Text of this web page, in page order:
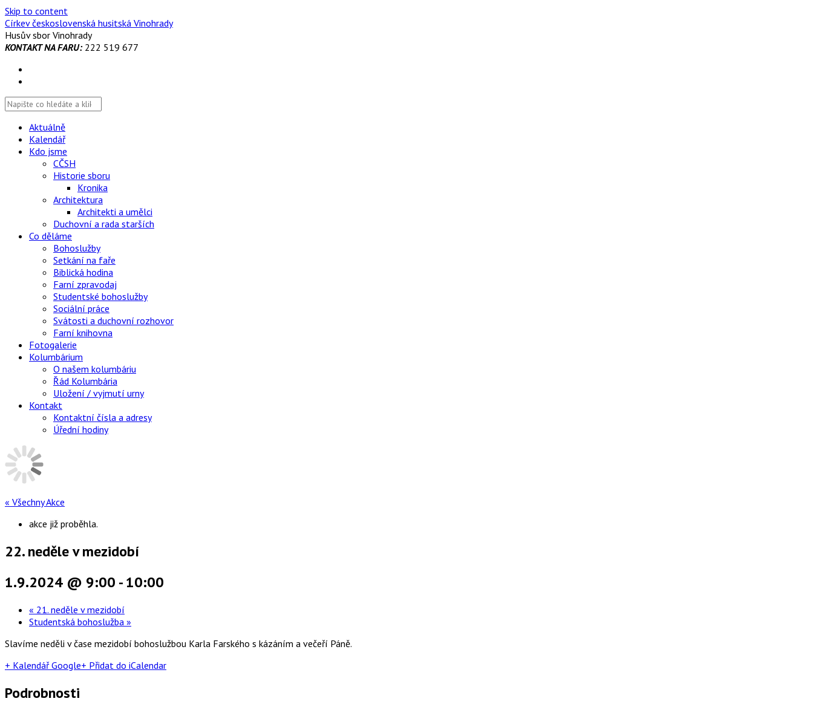
Skip to content
Církev československá husitská Vinohrady
Husův sbor Vinohrady
KONTAKT NA FARU:222 519 677
Aktuálně
Kalendář
Kdo jsme
CČSH
Historie sboru
Kronika
Architektura
Architekti a umělci
Duchovní a rada starších
Co děláme
Bohoslužby
Setkání na faře
Biblická hodina
Farní zpravodaj
Studentské bohoslužby
Sociální práce
Svátosti a duchovní rozhovor
Farní knihovna
Fotogalerie
Kolumbárium
O našem kolumbáriu
Řád Kolumbária
Uložení / vyjmutí urny
Kontakt
Kontaktní čísla a adresy
Úřední hodiny
« Všechny Akce
akce již proběhla.
22. neděle v mezidobí
1.9.2024 @ 9:00 -10:00
« 21. neděle v mezidobí
Studentská bohoslužba »
Slavíme neděli v čase mezidobí bohoslužbou Karla Farského s kázáním a večeří Páně.
+ Kalendář Google+ Přidat do iCalendar
Podrobnosti